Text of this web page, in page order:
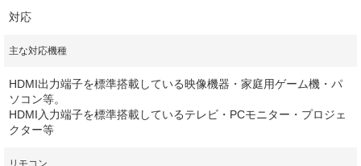
対応
主な対応機種
HDMI出力端子を標準搭載している映像機器・家庭用ゲーム機・パ
ソコン等。
HDMI入力端子を標準搭載しているテレビ・PCモニター・プロジェ
クター等
リモコン